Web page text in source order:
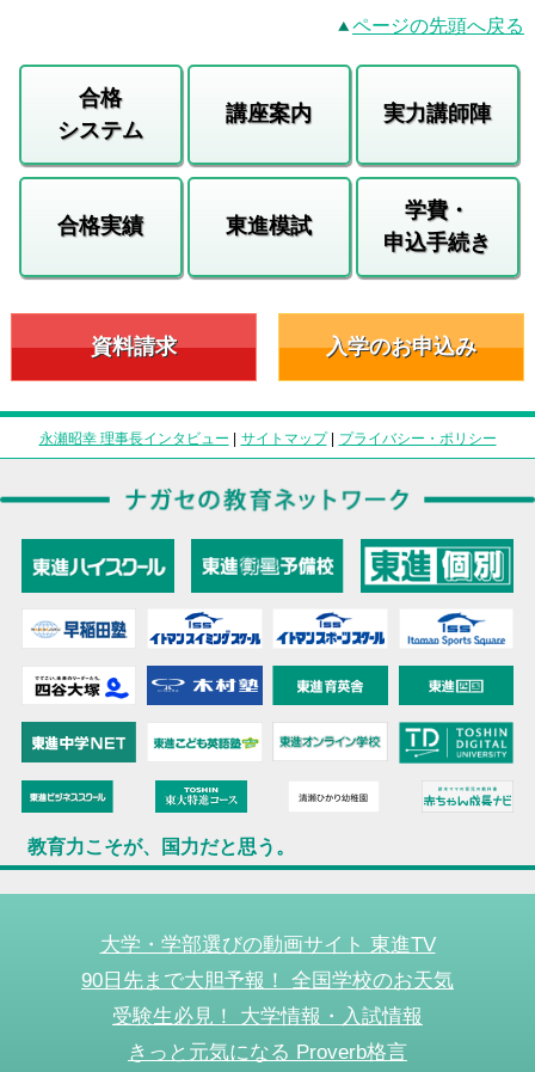
ページの先頭へ戻る
合格
システム
講座案内 実力講師陣
合格実績 東進模試
学費・
申込手続き
資料請求 入学のお申込み
永瀬昭幸 理事長インタビュー サイトマップ| プライバシー・ポリシー
教育力こそが、国力だと思う。
大学・学部選びの動画サイト 東進TV
90日先まで大胆予報！ 全国学校のお天気
受験生必見！ 大学情報・入試情報
きっと元気になる Proverb格言